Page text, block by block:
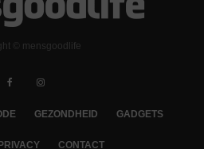
© mensgoodlife
GEZONDHEID GADGETS
CONTACT